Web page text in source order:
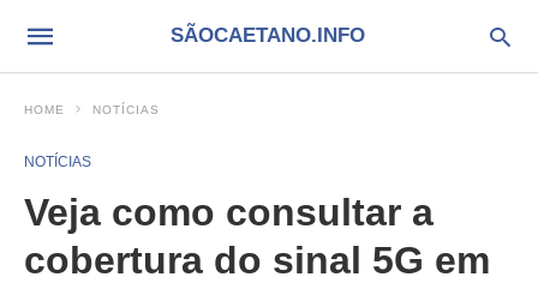
SÃOCAETANO.INFO
HOME NOTÍCIAS
NOTÍCIAS
Veja como consultar a
cobertura do sinal 5G em